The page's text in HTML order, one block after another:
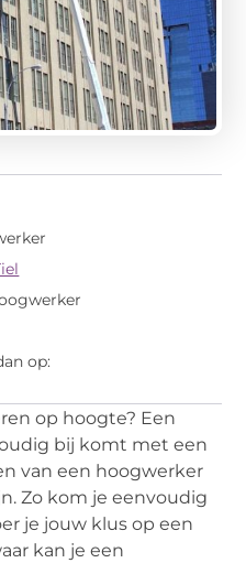
op:
op hoogte? Een
bij komt met een
van een hoogwerker
Zo kom je eenvoudig
je jouw klus op een
kan je een